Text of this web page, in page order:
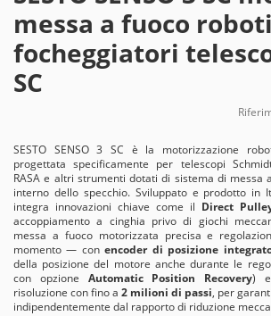
messa a fuoco
focheggiatori
SC
SESTO SENSO 3 SC è la motorizzazione
progettata specificamente per telescopi
RASA e altri strumenti dotati di sistema di messa
interno dello specchio. Sviluppato e prodotto in
integra innovazioni chiave come il Direct
accoppiamento a cinghia privo di giochi
messa a fuoco motorizzata precisa e
momento — conencoder di posizione
della posizione del motore anche durante le
con opzione Automatic Position Recovery)
risoluzione con fino a 2 milioni di passi, per
indipendentemente dal rapporto di riduzione